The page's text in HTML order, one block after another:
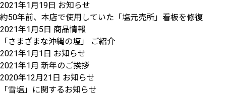
2021年1月19日 お知らせ
約50年前、本店で使用していた「塩元売所」看板を修復
2021年1月5日 商品情報
「さまざまな沖縄の塩」 ご紹介
2021年1月1日 お知らせ
2021年1月 新年のご挨拶
2020年12月21日 お知らせ
「雪塩」に関するお知らせ